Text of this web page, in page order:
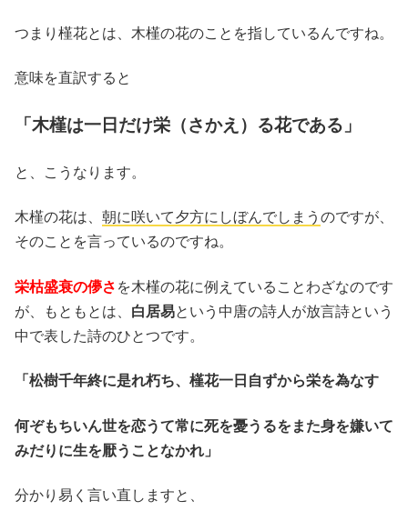
つまり槿花とは、木槿の花のことを指しているんですね。
意味を直訳すると
「木槿は一日だけ栄（さかえ）る花である」
と、こうなります。
木槿の花は、 朝に咲いて夕方にしぼんでしまう のですが、
そのことを言っているのですね。
栄枯盛衰の儚さ を木槿の花に例えていることわざなのです
が、もともとは、 白居易という中唐の詩人が放言詩という
中で表した詩のひとつです。
「松樹千年終に是れ朽ち、槿花一日自ずから栄を為なす
何ぞもちいん世を恋うて常に死を憂うるをまた身を嫌いて
みだりに生を厭うことなかれ」
分かり易く言い直しますと、